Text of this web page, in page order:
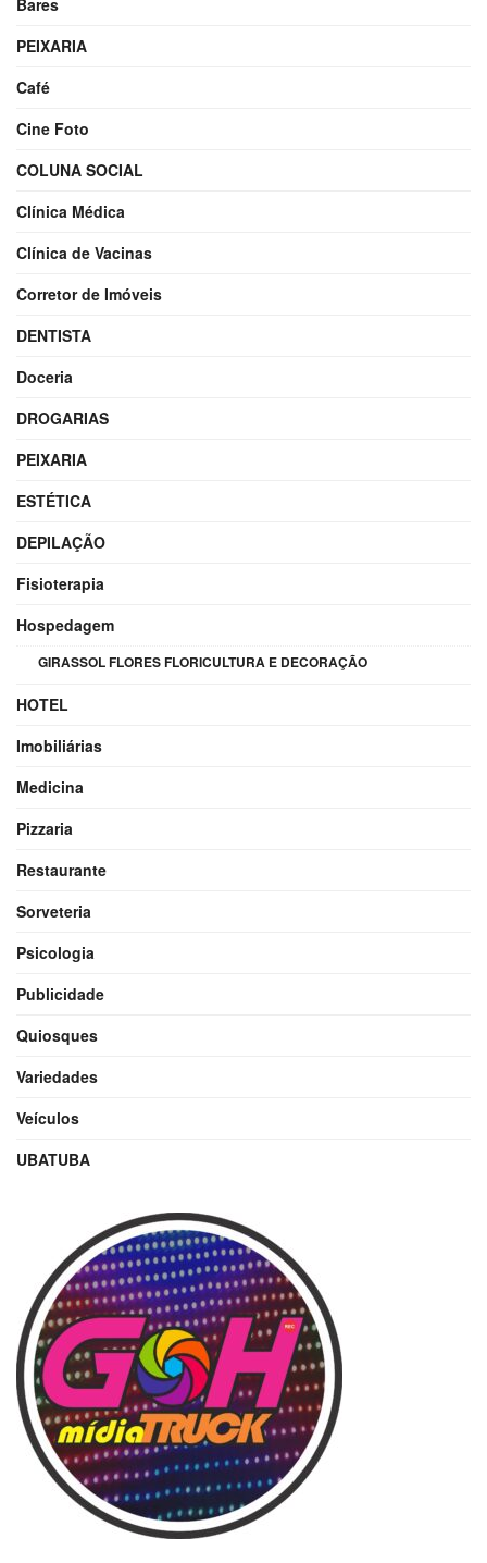
PEIXARIA
Café
Cine Foto
COLUNA SOCIAL
Clínica Médica
Clínica de Vacinas
Corretor de Imóveis
DENTISTA
Doceria
DROGARIAS
PEIXARIA
ESTÉTICA
DEPILAÇÃO
Fisioterapia
Hospedagem
GIRASSOL FLORES FLORICULTURA E DECORAÇÃO
HOTEL
Imobiliárias
Medicina
Pizzaria
Restaurante
Sorveteria
Psicologia
Publicidade
Quiosques
Variedades
Veículos
UBATUBA